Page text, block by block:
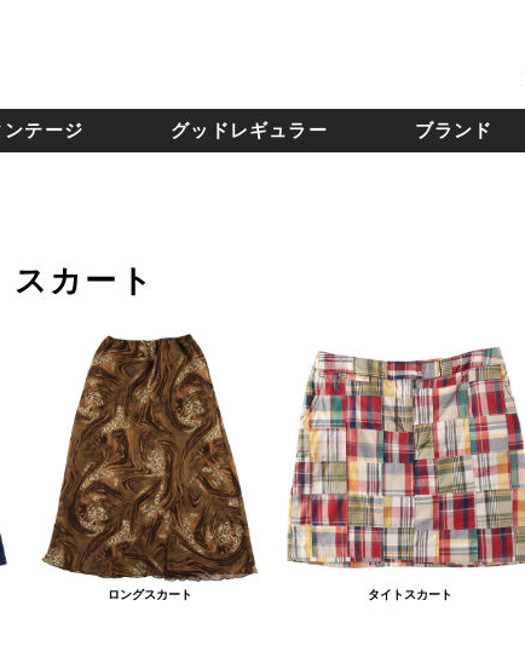
ンテージ グッドレギュラー ブランド
スカート
ロングスカート タイトスカート